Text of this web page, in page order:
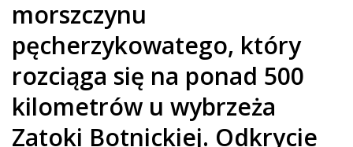
morszczynu
pęcherzykowatego, który
rozciąga się na ponad 500
kilometrów u wybrzeża
Zatoki Botnickiej. Odkrycie